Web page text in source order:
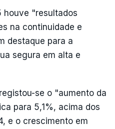
houve "resultados
na continuidade e
destaque para a
segura em alta e
se o "aumento da
para 5,1%, acima dos
e o crescimento em